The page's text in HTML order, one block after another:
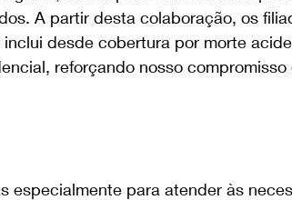
A partir desta colaboração, os
desde cobertura por morte
reforçando nosso compromisso
especialmente para atender às